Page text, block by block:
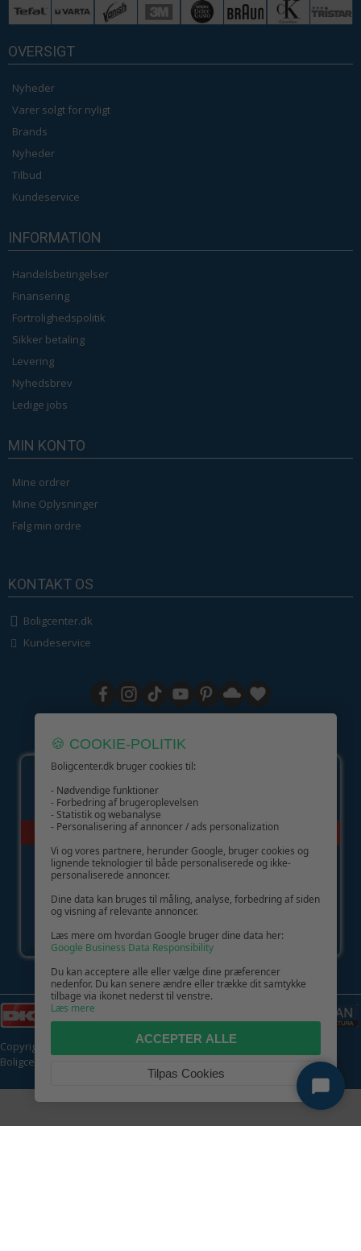
OVERSIGT
Nyheder
Varer solgt for nyligt
Brands
Nyheder
Tilbud
Kundeservice
INFORMATION
Handelsbetingelser
Finansering
Fortrolighedspolitik
Sikker betaling
Levering
Nyhedsbrev
Ledige jobs
MIN KONTO
Mine ordrer
Mine Oplysninger
Følg min ordre
KONTAKT OS
Boligcenter.dk
Kundeservice
GIV GLÆDE MED ET GAVEKORT!
Copyright © 2026 | CVR: DK41222093 | Alle rettigheder forbeholdes |
Boligcenter.dk
🍪 COOKIE-POLITIK
Boligcenter.dk bruger cookies til:
- Nødvendige funktioner
- Forbedring af brugeroplevelsen
- Statistik og webanalyse
- Personalisering af annoncer / ads personalization
Vi og vores partnere, herunder Google, bruger cookies og
lignende teknologier til både personaliserede og ikke-
personaliserede annoncer.
Dine data kan bruges til måling, analyse, forbedring af siden
og visning af relevante annoncer.
Læs mere om hvordan Google bruger dine data her:
Google Business Data Responsibility
Du kan acceptere alle eller vælge dine præferencer
nedenfor. Du kan senere ændre eller trække dit samtykke
tilbage via ikonet nederst til venstre.
Læs mere
ACCEPTER ALLE
Tilpas Cookies